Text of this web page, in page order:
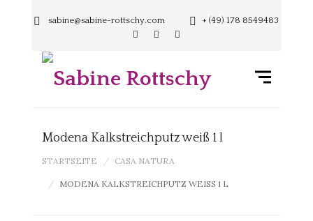
sabine@sabine-rottschy.com + (49) 178 8549483
Modena Kalkstreichputz weiß 1 l
STARTSEITE CASA NATURA
MODENA KALKSTREICHPUTZ WEISS 1 L